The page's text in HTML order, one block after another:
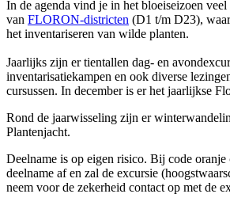
In de agenda vind je in het bloeiseizoen veel
van FLORON-districten (D1 t/m D23),
het inventariseren van wilde planten.
Jaarlijks zijn er tientallen dag- en
inventarisatiekampen en ook diverse
cursussen. In december is er het jaarlijkse
Rond de jaarwisseling zijn er
Plantenjacht.
Deelname is op eigen risico. Bij code
deelname af en zal de excursie
neem voor de zekerheid contact op met de